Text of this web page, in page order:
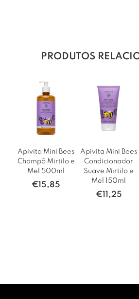
PRODUTOS
Apivita Mini Bees
Champô Mirtilo e
Mel 500ml
€15,85
Apivita Mini Bees
Condicionador
Suave Mirtilo e
Mel 150ml
€11,25